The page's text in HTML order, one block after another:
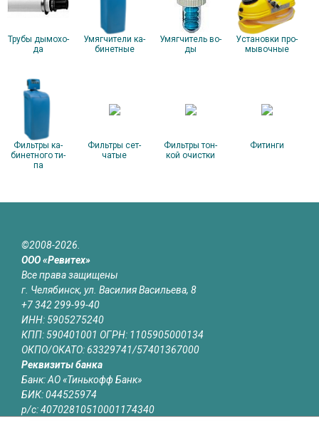
Тру­бы ды­мохо­
да
Умяг­чи­тели ка­
бинет­ные
Умяг­чи­тель во­
ды
Ус­та­нов­ки про­
мывоч­ные
Филь­тры ка­
бинет­но­го ти­
па
Филь­тры сет­
ча­тые
Филь­тры тон­
кой очис­тки
Фи­тин­ги
©2008-2026.
ООО «Ревитех»
Все права защищены
г. Челябинск, ул. Василия Васильева, 8
+7 342 299-99-40
ИНН: 5905275240
КПП: 590401001 ОГРН: 1105905000134
ОКПО/ОКАТО: 63329741/57401367000
Реквизиты банка
Банк: АО «Тинькофф Банк»
БИК: 044525974
р/с: 40702810510001174340